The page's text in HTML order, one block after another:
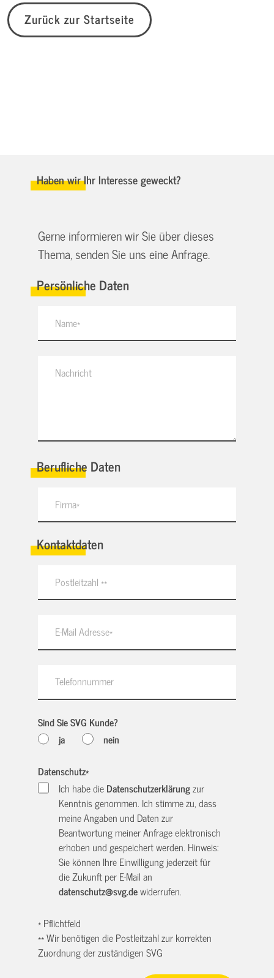
Zurück zur Startseite
Haben wir Ihr Interesse geweckt?
Gerne informieren wir Sie über dieses
Thema, senden Sie uns eine Anfrage.
Persönliche Daten
Berufliche Daten
Kontaktdaten
Sind Sie SVG Kunde?
ja
nein
Datenschutz*
Ich habe dieDatenschutzerklärungzur
Kenntnis genommen. Ich stimme zu, dass
meine Angaben und Daten zur
Beantwortung meiner Anfrage elektronisch
erhoben und gespeichert werden. Hinweis:
Sie können Ihre Einwilligung jederzeit für
die Zukunft per E-Mail an
datenschutz@svg.dewiderrufen.
* Pflichtfeld
** Wir benötigen die Postleitzahl zur korrekten
Zuordnung der zuständigen SVG